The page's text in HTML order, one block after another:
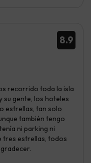
8.9
recorrido toda la isla
su gente, los hoteles
estrellas, tan solo
también tengo
ni parking ni
tres estrellas, todos